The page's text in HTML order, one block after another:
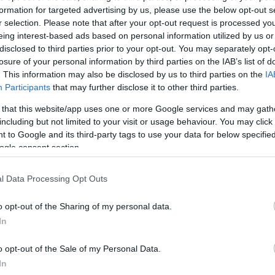
for targeted advertising by us, please use the below opt-out
selection. Please note that after your opt-out request is processed
interest-based ads based on personal information utilized by us
to third parties prior to your opt-out. You may separately
of your personal information by third parties on the IAB’s list of
This information may also be disclosed by us to third parties on the
Participants that may further disclose it to other third parties.
that this website/app uses one or more Google services and may
but not limited to your visit or usage behaviour. You may
to Google and its third-party tags to use your data for below
consent section.
Data Processing Opt Outs
opt-out of the Sharing of my personal data.
opt-out of the Sale of my Personal Data.
είναι η τάση και για άλλα νησιά εκτός των Κυκλάδων,
ότι οι προμήθειες καθυστερούν ενώ
συνθήκες. Τα στοιχεία του Παρατηρητηρίου
ότιτα καύσιμα είναι επίσης ακριβότερα στην
πανελλαδικά εντάσσονται τα καύσιμα και σε
Κέρκυρα και Αρκαδία